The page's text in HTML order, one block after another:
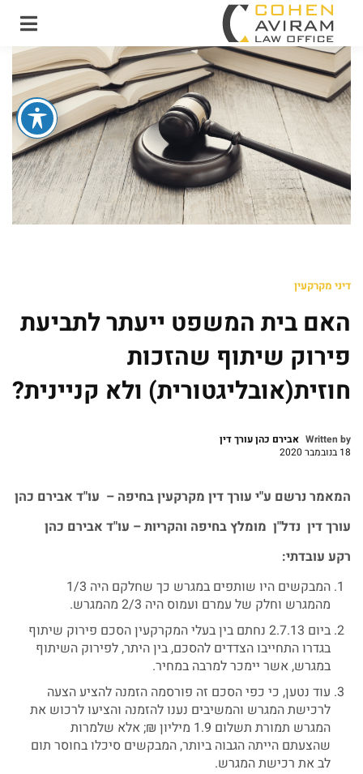
משרד עו"ד מקרקעין
ונדל"ן
דיני מקרקעין
האם בית המשפט ייעתר לתביעת
פירוק שיתוף שהזכות
חוזית(אובליגטורית) ולא קניינית?
Written by אבירם כהן עורך דין
18 בנובמבר 2020
המאמר נרשם ע"י עורךדין מקרקעיןבחיפה – עו"ד אבירם כהן
עורךדין נדל"ן מומלץבחיפה והקריות– עו"ד אבירם כהן
רקע עובדתי:
המבקשים היו שותפים במגרש כך שחלקם היה 1/3
מהמגרש וחלק של עמרם ועמוס היה 2/3 מהמגרש.
ביום 2.7.13 נחתם בין בעלי המקרקעין הסכם פירוק שיתוף
בגדרו התחייבו הצדדים להסכם, בין היתר, לפירוק השיתוף
במגרש, אשר יימכר למרבה במחיר.
עוד נטען, כי כפי הסכם זה פורסמה הזמנה להציע הצעה
לרכישת המגרש והמשיבים נענו להזמנה והציעו לרכוש את
המגרש תמורת תשלום 1.9 מיליון ₪; אלא שלמרות
שהצעתם הייתה הגבוה ביותר, המבקשים סיכלו בחוסר תום
לב את רכישת המגרש.